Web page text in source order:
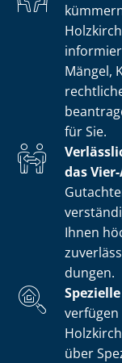
Mängel,
für Sie.
das
Ihnen
dun­gen.
über